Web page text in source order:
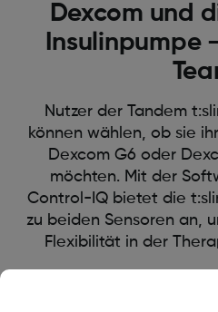
Dexcom und
Insulinpumpe
Nutzer der Tandem
können wählen, ob sie
Dexcom G6 oder
möchten. Mit der
Control-IQ bietet die
zu beiden Sensoren an,
Flexibilität in der